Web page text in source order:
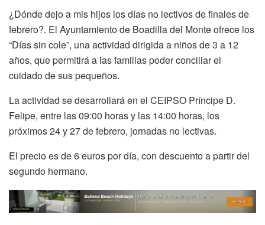
¿Dónde dejo a mis hijos los días no lectivos de finales de
febrero?. El Ayuntamiento de Boadilla del Monte ofrece los
“Días sin cole”, una actividad dirigida a niños de 3 a 12
años, que permitirá a las familias poder conciliar el
cuidado de sus pequeños.
La actividad se desarrollará en el CEIPSO Príncipe D.
Felipe, entre las 09:00 horas y las 14:00 horas, los
próximos 24 y 27 de febrero, jornadas no lectivas.
El precio es de 6 euros por día, con descuento a partir del
segundo hermano.